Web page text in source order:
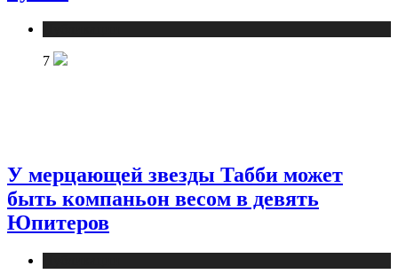
7
У мерцающей звезды Табби может
быть компаньон весом в девять
Юпитеров